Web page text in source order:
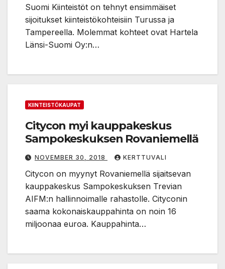
Suomi Kiinteistöt on tehnyt ensimmäiset
sijoitukset kiinteistökohteisiin Turussa ja
Tampereella. Molemmat kohteet ovat Hartela
Länsi-Suomi Oy:n…
KIINTEISTÖKAUPAT
Citycon myi kauppakeskus
Sampokeskuksen Rovaniemellä
NOVEMBER 30, 2018 KERTTUVALI
Citycon on myynyt Rovaniemellä sijaitsevan
kauppakeskus Sampokeskuksen Trevian
AIFM:n hallinnoimalle rahastolle. Cityconin
saama kokonaiskauppahinta on noin 16
miljoonaa euroa. Kauppahinta…